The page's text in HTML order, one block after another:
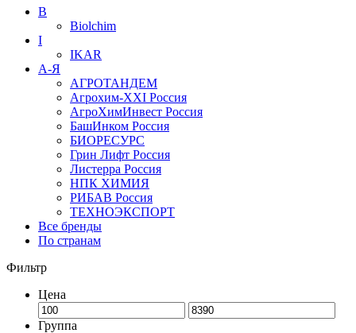
B
Biolchim
I
IKAR
А-Я
АГРОТАНДЕМ
Агрохим-XXI Россия
АгроХимИнвест Россия
БашИнком Россия
БИОРЕСУРС
Грин Лифт Россия
Листерра Россия
НПК ХИМИЯ
РИБАВ Россия
ТЕХНОЭКСПОРТ
Все бренды
По странам
Фильтр
Цена
Группа